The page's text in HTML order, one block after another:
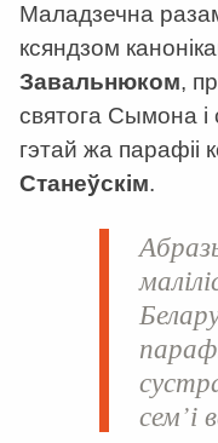
Маладзечна
ксяндзом
Завальнюком,
святога Сымона і
гэтай жа парафіі
Станеўскім.
сем’і